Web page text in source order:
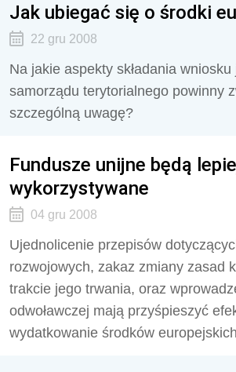
Jak ubiegać się o środki
22 gru 2008
Na jakie aspekty składania wniosku
samorządu terytorialnego powinny
szczególną uwagę?
Fundusze unijne będą
wykorzystywane
04 gru 2008
Ujednolicenie przepisów
rozwojowych, zakaz zmiany zasad
trakcie jego trwania, oraz
odwoławczej mają przyśpieszyć
wydatkowanie środków